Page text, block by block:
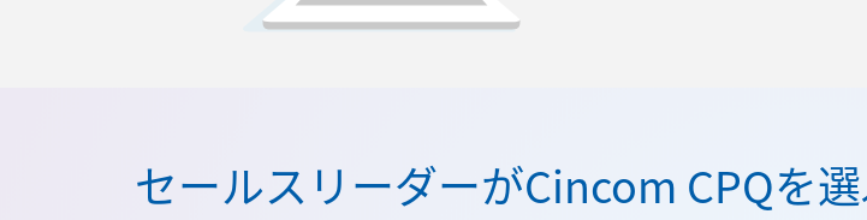
セールスリーダーがCincom CPQを選